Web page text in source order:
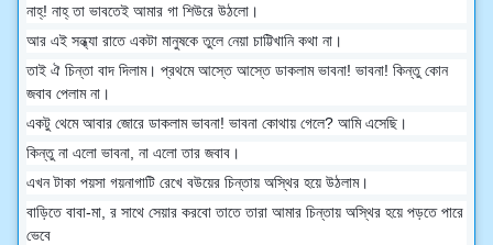
নাহ্! নাহ্ তা ভাবতেই আমার গা শিউরে উঠলো।
আর এই সন্ধ্যা রাতে একটা মানুষকে তুলে নেয়া চাট্টিখানি কথা না।
তাই ঐ চিন্তা বাদ দিলাম। প্রথমে আস্তে আস্তে ডাকলাম ভাবনা! ভাবনা! কিন্তু কোন
জবাব পেলাম না।
একটু থেমে আবার জোরে ডাকলাম ভাবনা! ভাবনা কোথায় গেলে? আমি এসেছি।
কিন্তু না এলো ভাবনা, না এলো তার জবাব।
এখন টাকা পয়সা গয়নাগাটি রেখে বউয়ের চিন্তায় অস্থির হয়ে উঠলাম।
বাড়িতে বাবা-মা, র সাথে সেয়ার করবো তাতে তারা আমার চিন্তায় অস্থির হয়ে পড়তে পারে
ভেবে